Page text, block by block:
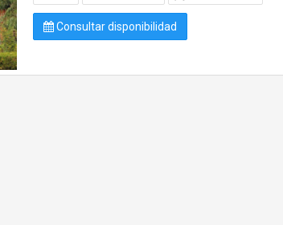
Consultar disponibilidad